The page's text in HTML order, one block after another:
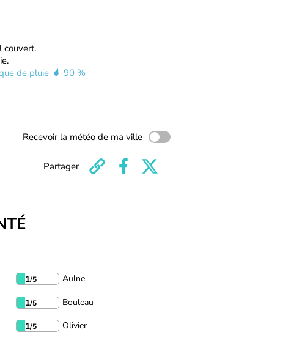
couvert.
de pluie
90 %
Recevoir la météo de ma ville
Partager
1/5 Aulne
1/5 Bouleau
1/5 Olivier